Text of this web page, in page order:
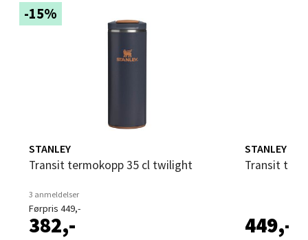
-15%
STANLEY
Transit termokopp 35 cl twilight
3 anmeldelser
Førpris 449,-
382,-
STANLEY
Transit
449,-
Sartorvegen 12, 5353 Straume
Åpent i dag 10-21
0 i butikk